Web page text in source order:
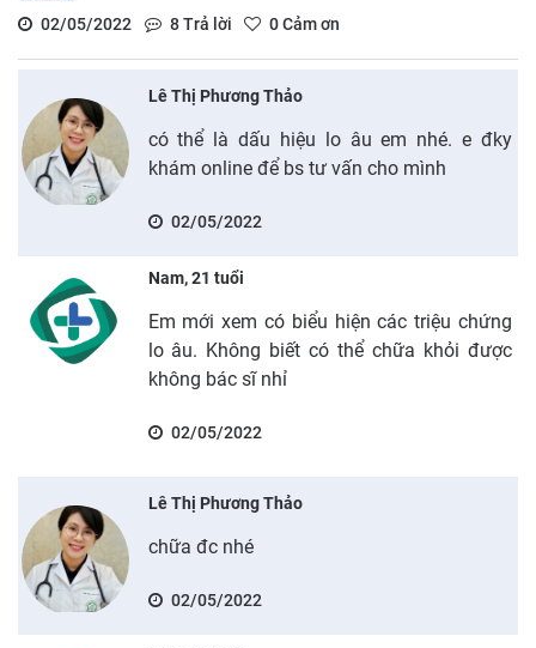
02/05/2022
8Trả lời 0Cảm ơn
Lê Thị Phương Thảo
có thể là dấu hiệu lo âu em nhé. e đky
khám online để bs tư vấn cho mình
02/05/2022
Nam, 21 tuổi
Em mới xem có biểu hiện các triệu chứng
lo âu. Không biết có thể chữa khỏi được
không bác sĩ nhỉ
02/05/2022
Lê Thị Phương Thảo
chữa đc nhé
02/05/2022